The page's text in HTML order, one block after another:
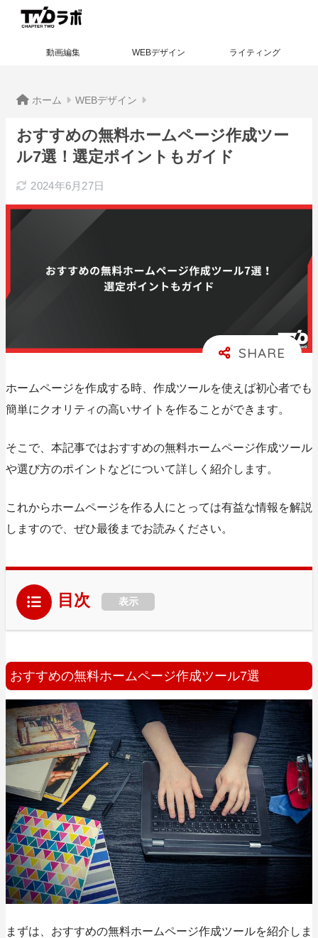
動画編集 WEBデザイン ライティング
ホーム WEBデザイン
おすすめの無料ホームページ作成ツー
ル7選！選定ポイントもガイド
2024年6月27日
ホームページを作成する時、作成ツールを使えば初心者でも
簡単にクオリティの高いサイトを作ることができます。
そこで、本記事ではおすすめの無料ホームページ作成ツール
や選び方のポイント などについて詳しく紹介します。
これからホームページを作る人にとっては有益な情報を解説
しますので、ぜひ最後までお読みください。
目次 表示
おすすめの無料ホームページ作成ツール7選
まずは、おすすめの無料ホームページ作成ツールを紹介しま